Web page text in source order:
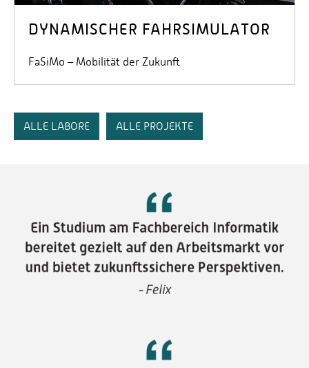
DYNAMISCHER FAHRSIMULATOR
FaSiMo – Mobilität der Zukunft
ALLE LABORE ALLE PROJEKTE